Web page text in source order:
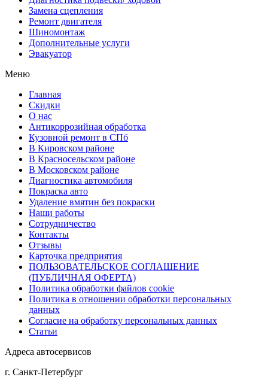
Замена сцепления
Ремонт двигателя
Шиномонтаж
Дополнительные услуги
Эвакуатор
Меню
Главная
Скидки
О нас
Антикоррозийная обработка
Кузовной ремонт в СПб
В Кировском районе
В Красносельском районе
В Московском районе
Диагностика автомобиля
Покраска авто
Удаление вмятин без покраски
Наши работы
Cотрудничество
Контакты
Отзывы
Карточка предприятия
ПОЛЬЗОВАТЕЛЬСКОЕ СОГЛАШЕНИЕ
(ПУБЛИЧНАЯ ОФЕРТА)
Политика обработки файлов cookie
Политика в отношении обработки персональных
данных
Согласие на обработку персональных данных
Статьи
Адреса автосервисов
г. Санкт-Петербург